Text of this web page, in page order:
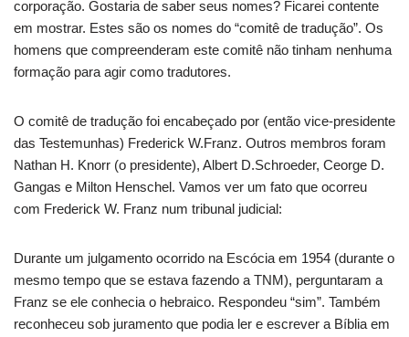
corporação. Gostaria de saber seus nomes? Ficarei contente
em mostrar. Estes são os nomes do “comitê de tradução”. Os
homens que compreenderam este comitê não tinham nenhuma
formação para agir como tradutores.
O comitê de tradução foi encabeçado por (então vice-presidente
das Testemunhas) Frederick W.Franz. Outros membros foram
Nathan H. Knorr (o presidente), Albert D.Schroeder, Ceorge D.
Gangas e Milton Henschel. Vamos ver um fato que ocorreu
com Frederick W. Franz num tribunal judicial:
Durante um julgamento ocorrido na Escócia em 1954 (durante o
mesmo tempo que se estava fazendo a TNM), perguntaram a
Franz se ele conhecia o hebraico. Respondeu “sim”. Também
reconheceu sob juramento que podia ler e escrever a Bíblia em